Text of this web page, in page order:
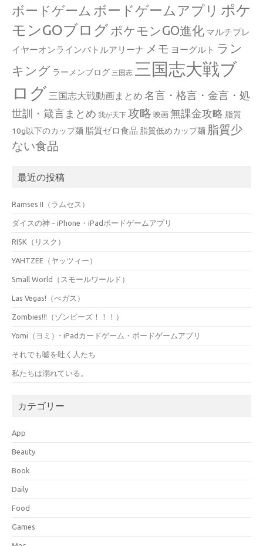
ボードゲーム ボードゲームアプリ ポケ
モンGOブログポケモンGO進化 マルチプレ
イヤーオンラインバトルアリーナ メモ ヨーグルト ラン
キング ラーメンブログ 三国志 三国志大戦ブ
ログ 三国志大戦動画まとめ 名言・格言・金言・処
世訓・箴言まとめ 我が天下 攻略 映画 無課金攻略 脂質
10g以下のカップ麺 脂質ゼロ食品 脂質低めカップ麺 脂質少
ない食品
最近の投稿
Ramses II（ラムセス）
ダイスの神 – iPhone・iPadボードゲームアプリ
RISK（リスク）
YAHTZEE（ヤッツィー）
Small World（スモールワールド）
Las Vegas!（べガス）
Zombies!!!（ゾンビーズ！！！）
Yomi（ヨミ）- iPadカードゲーム・ボードゲームアプリ
それでも嘘を吐く人たち
私たちは溺れている。
カテゴリー
App
Beauty
Book
Daily
Food
Games